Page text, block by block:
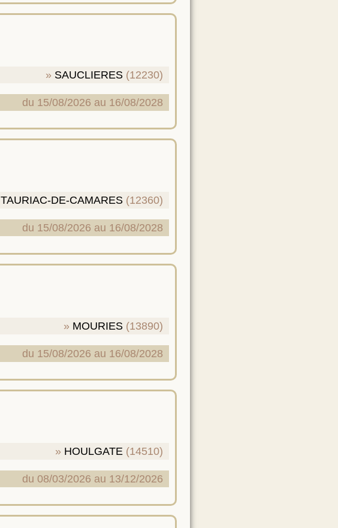
SAUCLIERES (12230)
du 15/08/2026 au 16/08/2028
TAURIAC-DE-CAMARES (12360)
du 15/08/2026 au 16/08/2028
MOURIES (13890)
du 15/08/2026 au 16/08/2028
HOULGATE (14510)
du 08/03/2026 au 13/12/2026